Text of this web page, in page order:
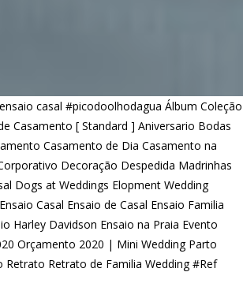
casal #picodoolhodagua Álbum Coleção
Casamento [ Standard ] Aniversario Bodas
Casamento de Dia Casamento na
Decoração Despedida Madrinhas
Dogs at Weddings Elopment Wedding
Ensaio Casal Ensaio de Casal Ensaio Familia
Harley Davidson Ensaio na Praia Evento
Orçamento 2020 | Mini Wedding Parto
Retrato Retrato de Familia Wedding #Ref